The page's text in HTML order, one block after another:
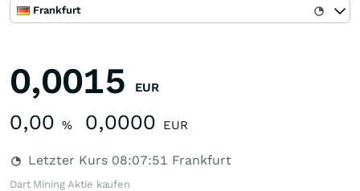
Frankfurt
0,0015 EUR
0,00 % 0,0000 EUR
Letzter Kurs 08:07:51 Frankfurt
Dart Mining Aktie kaufen